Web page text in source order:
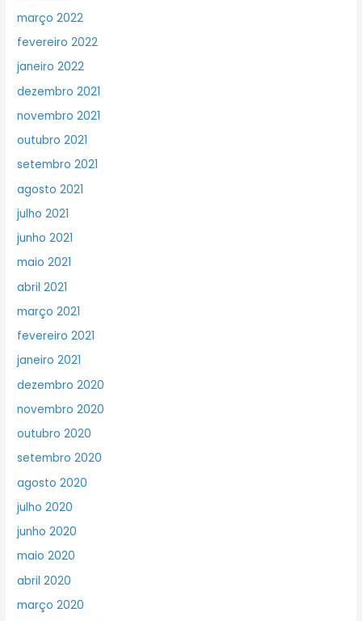
março 2022
fevereiro 2022
janeiro 2022
dezembro 2021
novembro 2021
outubro 2021
setembro 2021
agosto 2021
julho 2021
junho 2021
maio 2021
abril 2021
março 2021
fevereiro 2021
janeiro 2021
dezembro 2020
novembro 2020
outubro 2020
setembro 2020
agosto 2020
julho 2020
junho 2020
maio 2020
abril 2020
março 2020